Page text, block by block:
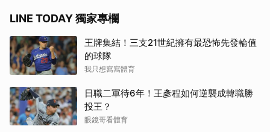
LINE TODAY 獨家專欄
王牌集結！三支21世紀擁有最恐怖先發輪值
的球隊
我只想寫寫體育
日職二軍待6年！王彥程如何逆襲成韓職勝
投王？
眼鏡哥看體育